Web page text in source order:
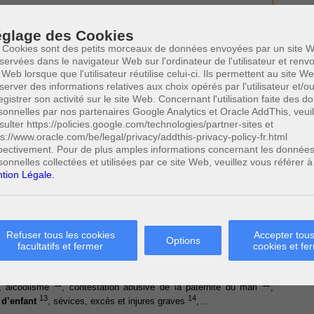
des Cookies
Cookies sont des petits morceaux de données envoyées par un site
dans le navigateur Web sur l'ordinateur de l'utilisateur et
lorsque que l'utilisateur réutilise celui-ci. Ils permettent au site
des informations relatives aux choix opérés par l'utilisateur et/
son activité sur le site Web. Concernant l'utilisation faite des
par nos partenaires Google Analytics et Oracle AddThis,
https://policies.google.com/technologies/partner-sites et
www.oracle.com/be/legal/privacy/addthis-privacy-policy-fr.html
Pour de plus amples informations concernant les données
collectées et utilisées par ce site Web, veuillez vous référer
Légale.
Refuser tous les cookies
facultatifs et fermer
Options
Accepter
cookies et
se trouvent dans les conditions de l’article 301 du Code civil,
après divorce.
qu'il se trouve dans une situation économique qui est
dans le besoin.
le conjoint demandeur sera privé de son droit à une pension
démontrer que l'on se trouve dans un des trois cas suivants :
envers le conjoint etla création de l’état de besoin du
si le défendeur prouve que le demandeur a commis
vie commune »
alimentaire après divorce par un époux pourrait être refusée étant
ayant rendu impossible la poursuite de la vie commune. La
le défendeur, et ce, par toutes voies de droit.
pension alimentaire après divorce aux demandeurs en raison
alcoolisme11, contestation abusive de la paternité du mari12,
13 , sévices, excès et injures graves 14